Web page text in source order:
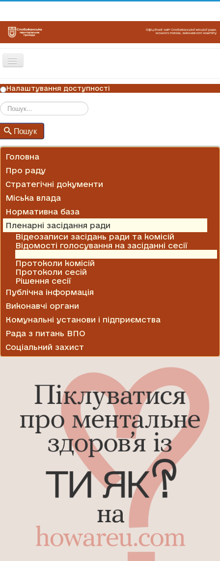
Перемикач
ГОЛОВНА
НОВИНИ
ОГОЛОШЕННЯ
ГРАФІКИ ПРИЙОМУ
Налаштування доступності
Пошук
Головна
Про раду
Стратегічні документи
Міська влада
Нормативна база
Пленарні засідання ради
Відеозаписи засідань ради та комісій
Відомості голосування на засіданні сесії
Протоколи комісій
Протоколи сесій
Рішення сесії
Публічна інформація
Виконавчі органи
Комунальні установи і підприємства
Рада з питань ВПО
Соціальний захист